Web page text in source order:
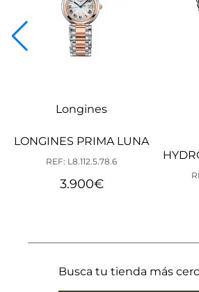
Longines
LONGINES PRIMA LUNA
REF: L8.112.5.78.6
3.900€
Busca tu tienda más